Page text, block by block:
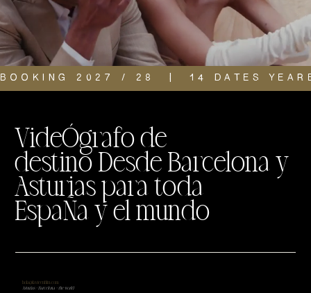
BOOKING 2027 / 28  |  14 DATES YEAR
VideÓgrafo de
destino Desde Barcelona y
Asturias para toda
EspaÑa y el mundo
hola@lavieenfilm.com
Asturias + Barcelona + the world